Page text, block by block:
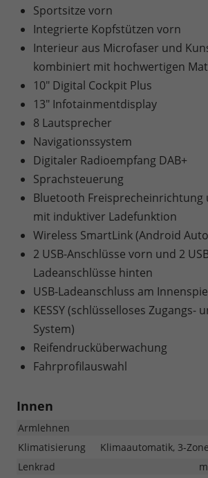
Sportsitze vorn
Integrierte Kopfstützen vorn
Interieur aus Microfaser und
kombiniert mit hochwertigen
10" Digital Cockpit Plus
13" Infotainmentdisplay
8 Lautsprecher
Navigationssystem
Digitaler Radioempfang DAB+
Sprachsteuerung
Bluetooth Freisprecheinrichtung
mit induktiver Ladefunktion
Wireless SmartLink (Android
2 USB-Anschlüsse vorn und 2
Ladeanschlüsse hinten
USB-Ladeanschluss am
KESSY (schlüsselloses Zugangs-
System)
Reifendrucküberwachung
Fahrprofilauswahl
Innen
Armlehnen
Klimatisierung
Klimaautomatik, 3-
Lenkrad